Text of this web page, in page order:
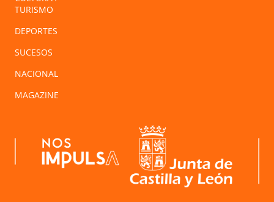
TURISMO
DEPORTES
SUCESOS
NACIONAL
MAGAZINE